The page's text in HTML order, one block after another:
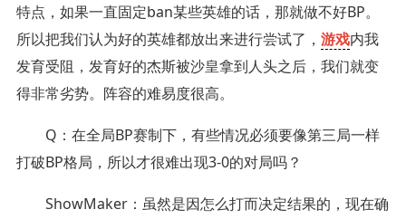
特点，如果一直固定ban某些英雄的话，那就做不好BP。
所以把我们认为好的英雄都放出来进行尝试了， 游戏内我
发育受阻，发育好的杰斯被沙皇拿到人头之后，我们就变
得非常劣势。阵容的难易度很高。
Q：在全局BP赛制下，有些情况必须要像第三局一样
打破BP格局，所以才很难出现3-0的对局吗？
ShowMaker：虽然是因怎么打而决定结果的，现在确